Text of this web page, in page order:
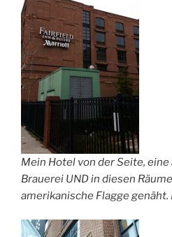
Mein Hotel von der Seite,
Brauerei UND in diesen
amerikanische Flagge genäht.